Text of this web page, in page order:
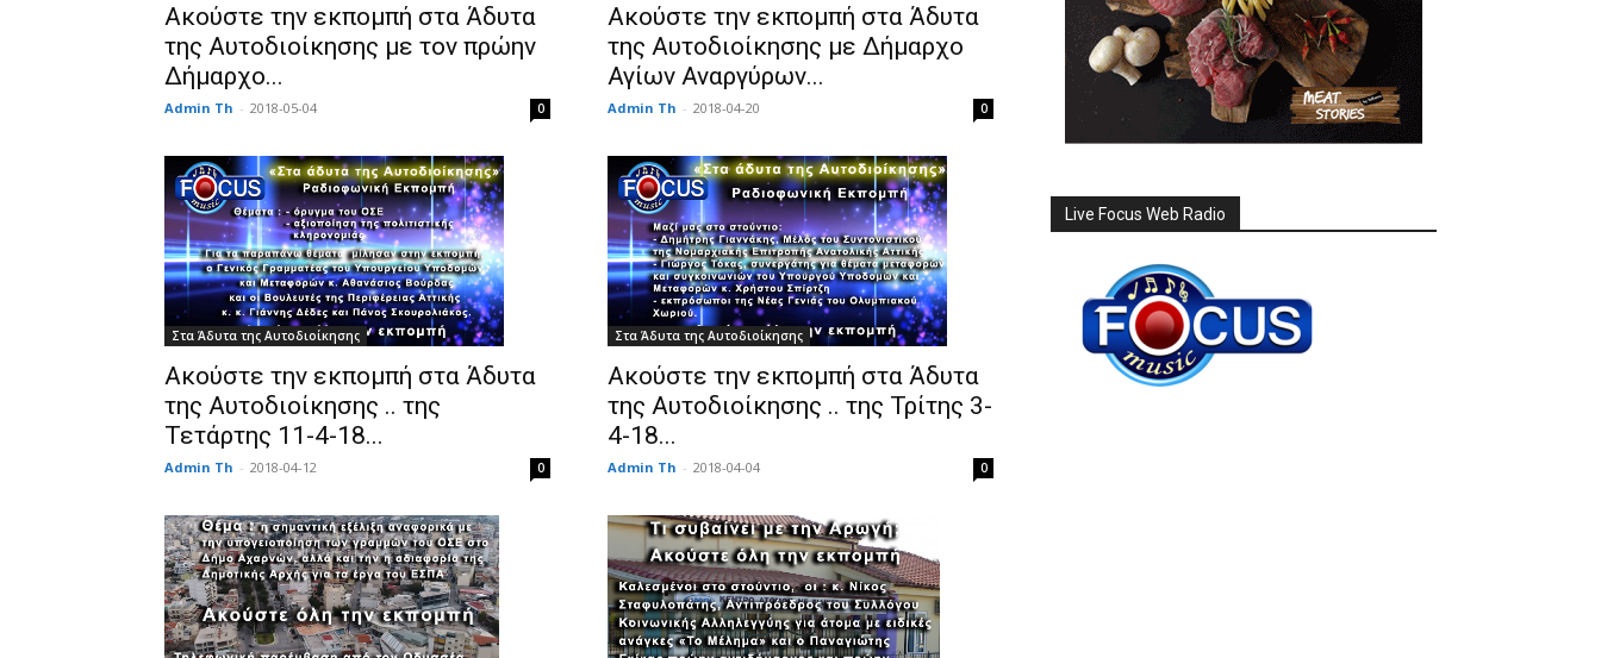
Ακούστε την εκπομπή στα Άδυτα
της Αυτοδιοίκησης με τον πρώην
Δήμαρχο...
Admin Th - 2018-05-04 0
Ακούστε την εκπομπή στα Άδυτα
της Αυτοδιοίκησης με Δήμαρχο
Αγίων Αναργύρων...
Admin Th - 2018-04-20 0
Στα Άδυτα της Αυτοδιοίκησης
Ακούστε την εκπομπή στα Άδυτα
της Αυτοδιοίκησης .. της
Τετάρτης 11-4-18...
Admin Th - 2018-04-12 0
Στα Άδυτα της Αυτοδιοίκησης
Ακούστε την εκπομπή στα Άδυτα
της Αυτοδιοίκησης .. της Τρίτης 3-
4-18...
Admin Th - 2018-04-04 0
Live Focus Web Radio